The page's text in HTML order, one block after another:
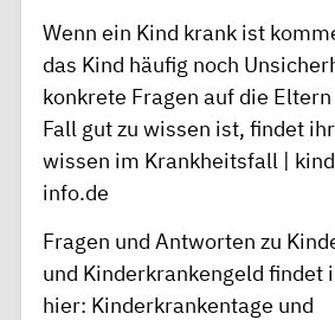
Wenn ein Kind krank ist
das Kind häufig noch
konkrete Fragen auf die
Fall gut zu wissen ist, findet
wissen im Krankheitsfall |
info.de
Fragen und Antworten zu
und Kinderkrankengeld findet
hier: Kinderkrankentage und